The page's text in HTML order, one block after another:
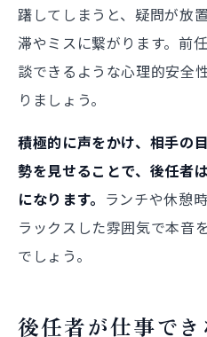
躇してしまうと、疑問が放
滞やミスに繋がります。前
談できるような心理的安全
りましょう。
積極的に声をかけ、相手の
勢を見せることで、後任者
になります。 ランチや休憩
ラックスした雰囲気で本音
でしょう。
後任者が仕事で